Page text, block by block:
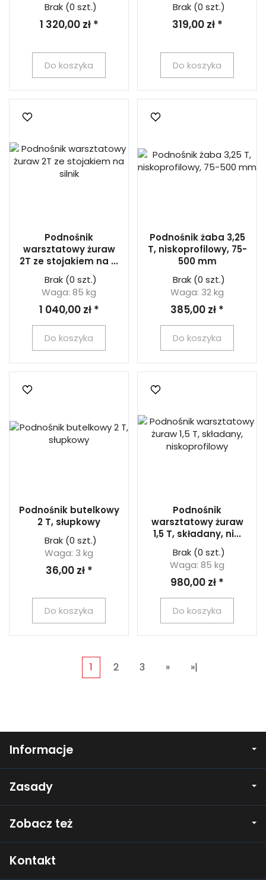
Brak(0 szt.)
1 320,00 zł *
Do koszyka
Brak(0 szt.)
319,00 zł *
Do koszyka
Podnośnik
warsztatowy żuraw
2T ze stojakiem na ...
Brak(0 szt.)
Waga: 85 kg
1 040,00 zł *
Do koszyka
Podnośnik żaba 3,25
T, niskoprofilowy, 75-
500 mm
Brak(0 szt.)
Waga: 32 kg
385,00 zł *
Do koszyka
Podnośnik butelkowy
2 T, słupkowy
Brak(0 szt.)
Waga: 3 kg
36,00 zł *
Do koszyka
Podnośnik
warsztatowy żuraw
1,5 T, składany, ni...
Brak(0 szt.)
Waga: 85 kg
980,00 zł *
Do koszyka
1 2 3 » »|
Informacje
Zasady
Zobacz też
Kontakt